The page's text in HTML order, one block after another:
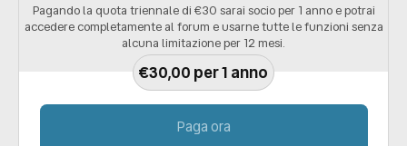
Pagando la quota triennale di €30 sarai socio per 1 anno e potrai
accedere completamente al forum e usarne tutte le funzioni senza
alcuna limitazione per 12 mesi.
€30,00 per 1 anno
Paga ora